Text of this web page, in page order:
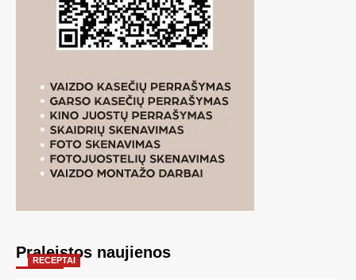
Praleistos naujienos
RECEPTAI